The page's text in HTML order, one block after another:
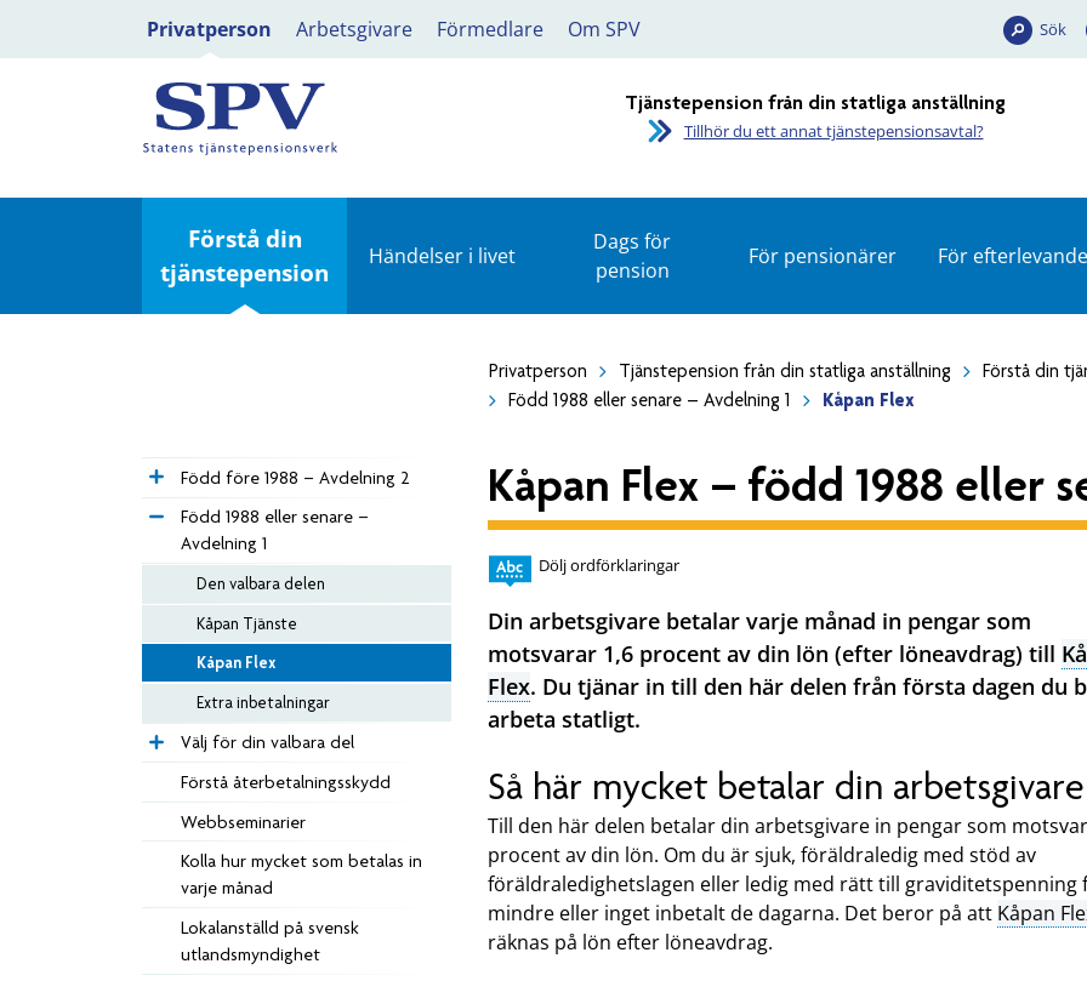
Privatperson Arbetsgivare Förmedlare Om SPV Sök
Tjänstepension från din statliga anställning
Tillhör du ett annat tjänstepensionsavtal?
Förstå din
tjänstepension
Händelser i livet
Dags för
pension
För pensionärer För efterlevande
Privatperson Tjänstepension från din statliga anställning
Förstå din
Född 1988 eller senare – Avdelning 1
Kåpan Flex
Född före 1988 – Avdelning 2
Född 1988 eller senare –
Avdelning 1
Den valbara delen
Kåpan Tjänste
Kåpan Flex
Extra inbetalningar
Välj för din valbara del
Förstå återbetalningsskydd
Webbseminarier
Kolla hur mycket som betalas in
varje månad
Lokalanställd på svensk
utlandsmyndighet
Kåpan Flex – född 1988 eller
Dölj ordförklaringar
Din arbetsgivare betalar varje månad in pengar som
motsvarar 1,6 procent av din lön (efter löneavdrag) till
Flex. Du tjänar in till den här delen från första dagen du
arbeta statligt.
Så här mycket betalar din
Till den här delen betalar din arbetsgivare in pengar som
procent av din lön. Om du är sjuk, föräldraledig med stöd av
föräldraledighetslagen eller ledig med rätt till graviditetspenning
mindre eller inget inbetalt de dagarna. Det beror på att Kåpan
räknas på lön efter löneavdrag.